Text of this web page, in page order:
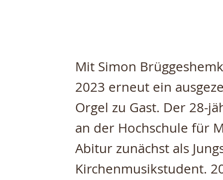
Mit Simon
2023 erneut ein
Orgel zu Gast. Der 28-
an der Hochschule für
Abitur zunächst als
Kirchenmusikstudent.